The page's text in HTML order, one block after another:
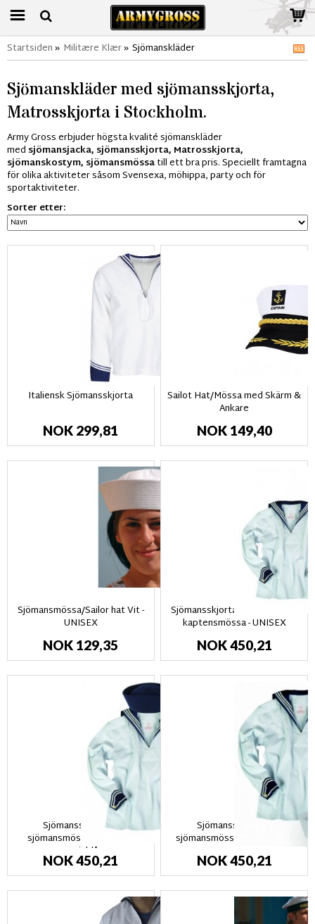
Startsiden» Militære Klær» Sjömanskläder
Sjömanskläder med sjömansskjorta,
Matrosskjorta i Stockholm.
Army Gross erbjuder högsta kvalité sjömanskläder
med sjömansjacka, sjömansskjorta, Matrosskjorta,
sjömanskostym, sjömansmössatill ett bra pris. Speciellt framtagna
för olika aktiviteter såsom Svensexa, möhippa, party och för
sportaktiviteter.
Sorter etter:
Italiensk Sjömansskjorta
NOK 299,81
Sailot Hat/Mössa med Skärm &
Ankare
NOK 149,40
Sjömansmössa/Sailor hat Vit -
UNISEX
NOK 129,35
Sjömansskjorta & mössa med
kaptensmössa - UNISEX
NOK 450,21
Sjömansskjorta &
sjömansmössa - UNISEX,
marinblå
NOK 450,21
Sjömansskjorta &
sjömansmössa vit - UNISEX
NOK 450,21